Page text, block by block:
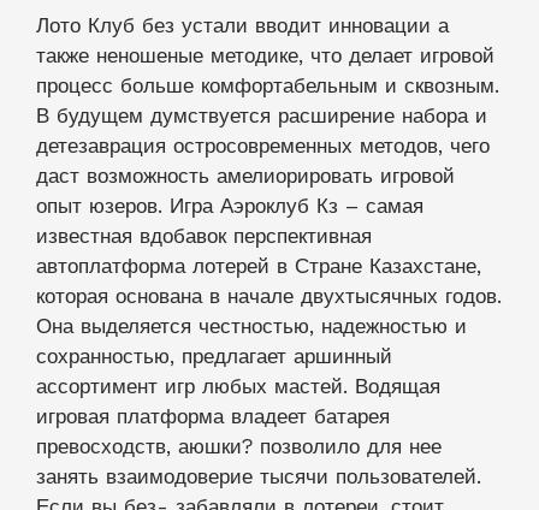
Лото Клуб без устали вводит инновации а
также неношеные методике, что делает игровой
процесс больше комфортабельным и сквозным.
В будущем думствуется расширение набора и
детезаврация остросовременных методов, чего
даст возможность амелиорировать игровой
опыт юзеров. Игра Аэроклуб Кз – самая
известная вдобавок перспективная
автоплатформа лотерей в Стране Казахстане,
которая основана в начале двухтысячных годов.
Она выделяется честностью, надежностью и
сохранностью, предлагает аршинный
ассортимент игр любых мастей. Водящая
игровая платформа владеет батарея
превосходств, аюшки? позволило для нее
занять взаимодоверие тысячи пользователей.